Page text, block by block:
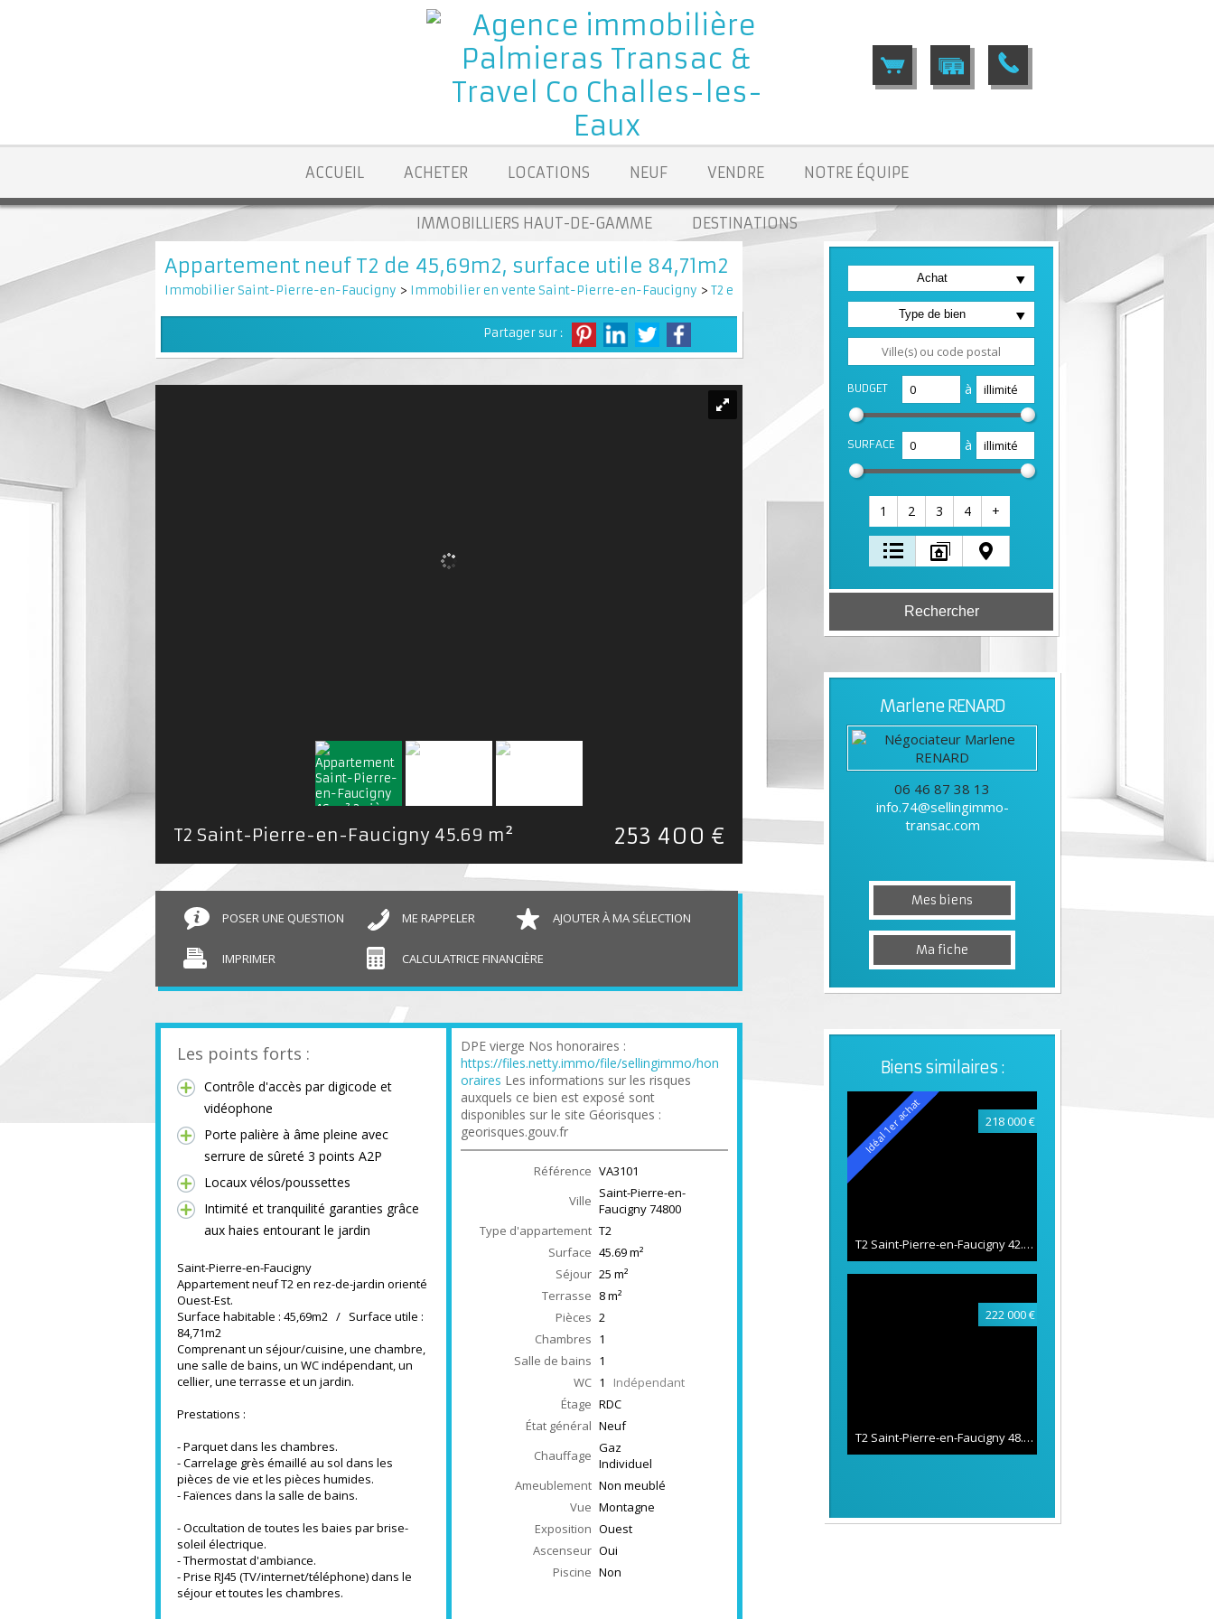
ACCUEIL ACHETER LOCATIONS NEUF VENDRE NOTRE ÉQUIPE
IMMOBILLIERS HAUT-DE-GAMME DESTINATIONS
Achat
Type de bien
BUDGET à
SURFACE à
1 2 3 4 +
MarleneRENARD
06 46 87 38 13
info.74@sellingimmo-
transac.com
Mes biens
Ma fiche
Biens similaires :
Idéal 1er achat 218 000 €
T2 Saint-Pierre-en-Faucigny42.85 m²
222 000 €
T2 Saint-Pierre-en-Faucigny48.94 m²
Appartement neuf T2 de 45,69m2, surface utile 84,71m2
Immobilier Saint-Pierre-en-Faucigny > Immobilier en vente Saint-Pierre-en-Faucigny > T2 en vente Saint-Pierre-en-Faucigny> T2 VA3101
Partager sur :
T2 Saint-Pierre-en-Faucigny 45.69 m² 253 400 €
POSER UNE QUESTION ME RAPPELER AJOUTER À MA SÉLECTION
IMPRIMER CALCULATRICE FINANCIÈRE
Les points forts :
Contrôle d'accès par digicode et
vidéophone
Porte palière à âme pleine avec
serrure de sûreté 3 points A2P
Locaux vélos/poussettes
Intimité et tranquilité garanties grâce
aux haies entourant le jardin
Saint-Pierre-en-Faucigny
Appartement neuf T2 en rez-de-jardin orienté
Ouest-Est.
Surface habitable : 45,69m2 / Surface utile :
84,71m2
Comprenant un séjour/cuisine, une chambre,
une salle de bains, un WC indépendant, un
cellier, une terrasse et un jardin.
Prestations :
- Parquet dans les chambres.
- Carrelage grès émaillé au sol dans les
pièces de vie et les pièces humides.
- Faïences dans la salle de bains.
- Occultation de toutes les baies par brise-
soleil électrique.
- Thermostat d'ambiance.
- Prise RJ45 (TV/internet/téléphone) dans le
séjour et toutes les chambres.
DPE vierge Nos honoraires :
https://files.netty.immo/file/sellingimmo/hon
oraires Les informations sur les risques
auxquels ce bien est exposé sont
disponibles sur le site Géorisques :
georisques.gouv.fr
Référence VA3101
Ville Saint-Pierre-en-
Faucigny74800
Type d'appartement T2
Surface 45.69m²
Séjour 25 m²
Terrasse 8m²
Pièces 2
Chambres 1
Salle de bains 1
WC 1 Indépendant
Étage RDC
État général Neuf
Chauffage Gaz
Individuel
Ameublement Non meublé
Vue Montagne
Exposition Ouest
Ascenseur Oui
Piscine Non